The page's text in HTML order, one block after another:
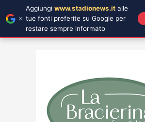
Aggiungi www.stadionews.it alle
tue fonti preferite su Google per
restare sempre informato